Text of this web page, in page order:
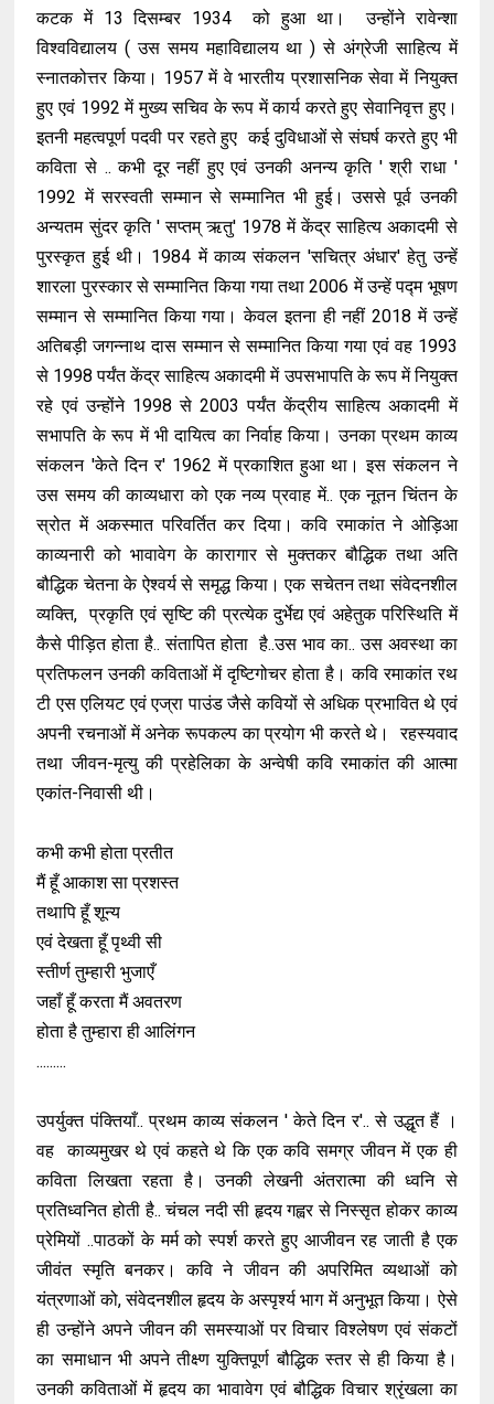
कटक में 13 दिसम्बर 1934 को हुआ था। उन्होंने रावेन्शा
विश्वविद्यालय ( उस समय महाविद्यालय था ) से अंग्रेजी साहित्य में
स्नातकोत्तर किया। 1957 में वे भारतीय प्रशासनिक सेवा में नियुक्त
हुए एवं 1992 में मुख्य सचिव के रूप में कार्य करते हुए सेवानिवृत्त हुए।
इतनी महत्वपूर्ण पदवी पर रहते हुए कई दुविधाओं से संघर्ष करते हुए भी
कविता से .. कभी दूर नहीं हुए एवं उनकी अनन्य कृति ' श्री राधा '
1992 में सरस्वती सम्मान से सम्मानित भी हुई। उससे पूर्व उनकी
अन्यतम सुंदर कृति ' सप्तम् ऋतु' 1978 में केंद्र साहित्य अकादमी से
पुरस्कृत हुई थी। 1984 में काव्य संकलन 'सचित्र अंधार' हेतु उन्हें
शारला पुरस्कार से सम्मानित किया गया तथा 2006 में उन्हें पद्म भूषण
सम्मान से सम्मानित किया गया। केवल इतना ही नहीं 2018 में उन्हें
अतिबड़ी जगन्नाथ दास सम्मान से सम्मानित किया गया एवं वह 1993
से 1998 पर्यंत केंद्र साहित्य अकादमी में उपसभापति के रूप में नियुक्त
रहे एवं उन्होंने 1998 से 2003 पर्यंत केंद्रीय साहित्य अकादमी में
सभापति के रूप में भी दायित्व का निर्वाह किया। उनका प्रथम काव्य
संकलन 'केते दिन र' 1962 में प्रकाशित हुआ था। इस संकलन ने
उस समय की काव्यधारा को एक नव्य प्रवाह में.. एक नूतन चिंतन के
स्रोत में अकस्मात परिवर्तित कर दिया। कवि रमाकांत ने ओड़िआ
काव्यनारी को भावावेग के कारागार से मुक्तकर बौद्धिक तथा अति
बौद्धिक चेतना के ऐश्वर्य से समृद्ध किया। एक सचेतन तथा संवेदनशील
व्यक्ति, प्रकृति एवं सृष्टि की प्रत्येक दुर्भेद्य एवं अहेतुक परिस्थिति में
कैसे पीड़ित होता है.. संतापित होता है..उस भाव का.. उस अवस्था का
प्रतिफलन उनकी कविताओं में दृष्टिगोचर होता है। कवि रमाकांत रथ
टी एस एलियट एवं एज्रा पाउंड जैसे कवियों से अधिक प्रभावित थे एवं
अपनी रचनाओं में अनेक रूपकल्प का प्रयोग भी करते थे। रहस्यवाद
तथा जीवन-मृत्यु की प्रहेलिका के अन्वेषी कवि रमाकांत की आत्मा
एकांत-निवासी थी।
कभी कभी होता प्रतीत
मैं हूँ आकाश सा प्रशस्त
तथापि हूँ शून्य
एवं देखता हूँ पृथ्वी सी
स्तीर्ण तुम्हारी भुजाएँ
जहाँ हूँ करता मैं अवतरण
होता है तुम्हारा ही आलिंगन
.........
उपर्युक्त पंक्तियाँ.. प्रथम काव्य संकलन ' केते दिन र'.. से उद्धृत हैं ।
वह काव्यमुखर थे एवं कहते थे कि एक कवि समग्र जीवन में एक ही
कविता लिखता रहता है। उनकी लेखनी अंतरात्मा की ध्वनि से
प्रतिध्वनित होती है.. चंचल नदी सी हृदय गह्वर से निस्सृत होकर काव्य
प्रेमियों ..पाठकों के मर्म को स्पर्श करते हुए आजीवन रह जाती है एक
जीवंत स्मृति बनकर। कवि ने जीवन की अपरिमित व्यथाओं को
यंत्रणाओं को, संवेदनशील हृदय के अस्पृर्श्य भाग में अनुभूत किया। ऐसे
ही उन्होंने अपने जीवन की समस्याओं पर विचार विश्लेषण एवं संकटों
का समाधान भी अपने तीक्ष्ण युक्तिपूर्ण बौद्धिक स्तर से ही किया है।
उनकी कविताओं में हृदय का भावावेग एवं बौद्धिक विचार श्रृंखला का